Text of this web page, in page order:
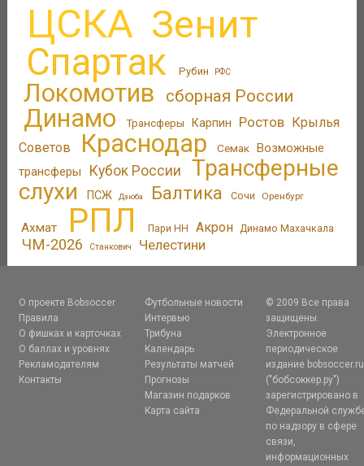
ЦСКА Зенит
Спартак Рубин РФС
Локомотив сборная России
Динамо Трансферы Карпин Ростов
Крылья
Советов
Краснодар Семак
Возможные
трансферы
Кубок России
Трансферные
слухи
ПСЖ Дзюба Балтика Сочи Оренбург
Ахмат РПЛ Пари НН Акрон Динамо Махачкала
ЧМ-2026 Станкович Челестини
О проекте Bobsoccer
Правила
О фишках и карточках
О баллах и уровнях
Рекламодателям
Контакты
Футбольные новости
Интервью
Трибуна
Календарь
Результаты матчей
Прогнозы
Магазин подарков
Карта сайта
© 2009 Все права
защищены.
Электронное
периодическое
издание bobsoccer.ru
("бобсоккер.ру")
зарегистрировано в
Федеральной
по надзору в сфере
связи,
информационных